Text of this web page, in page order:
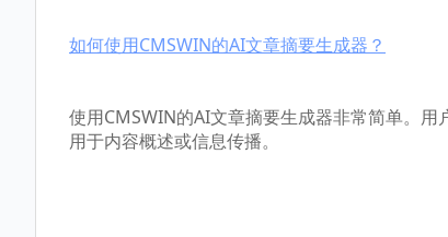
如何使用CMSWIN的AI文章摘要生成器？
使用CMSWIN的AI文章摘要生成器非常简单。
用于内容概述或信息传播。